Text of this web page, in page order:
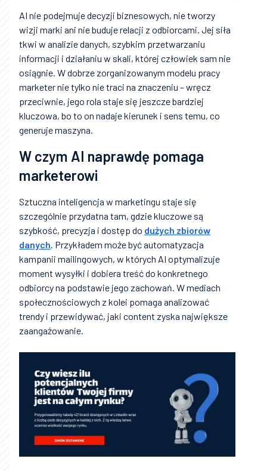
AI nie podejmuje decyzji biznesowych, nie tworzy
wizji marki ani nie buduje relacji z odbiorcami. Jej siła
tkwi w analizie danych, szybkim przetwarzaniu
informacji i działaniu w skali, której człowiek sam nie
osiągnie. W dobrze zorganizowanym modelu pracy
marketer nie tylko nie traci na znaczeniu – wręcz
przeciwnie, jego rola staje się jeszcze bardziej
kluczowa, bo to on nadaje kierunek i sens temu, co
generuje maszyna.
W czym AI naprawdę pomaga
marketerowi
Sztuczna inteligencja w marketingu staje się
szczególnie przydatna tam, gdzie kluczowe są
szybkość, precyzja i dostęp do dużych zbiorów
danych. Przykładem może być automatyzacja
kampanii mailingowych, w których AI optymalizuje
moment wysyłki i dobiera treść do konkretnego
odbiorcy na podstawie jego zachowań. W mediach
społecznościowych z kolei pomaga analizować
trendy i przewidywać, jaki content zyska największe
zaangażowanie.